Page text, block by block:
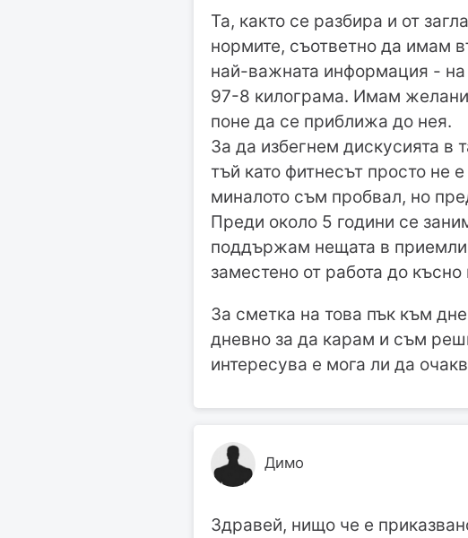
Та, както се разбира и от
нормите, съответно да имам
най-важната информация -
97-8 килограма. Имам
поне да се приближа до нея.
За да избегнем дискусията в
тъй като фитнесът просто не
миналото съм пробвал, но
Преди около 5 години се
поддържам нещата в
заместено от работа до
За сметка на това пък към
дневно за да карам и съм
интересува е мога ли да
Димо
Здравей, нищо че е